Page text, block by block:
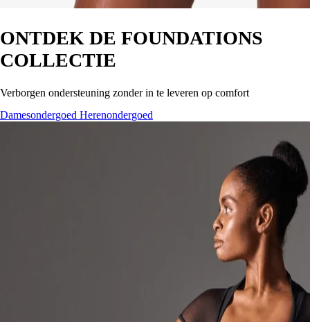
ONTDEK DE FOUNDATIONS
COLLECTIE
Verborgen ondersteuning zonder in te leveren op comfort
Damesondergoed Herenondergoed